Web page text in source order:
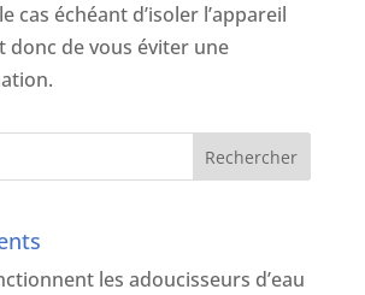
cas échéant d’isoler l’appareil
donc de vous éviter une
les adoucisseurs d’eau